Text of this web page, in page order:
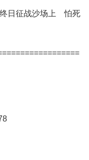
日征战沙场上 怕死